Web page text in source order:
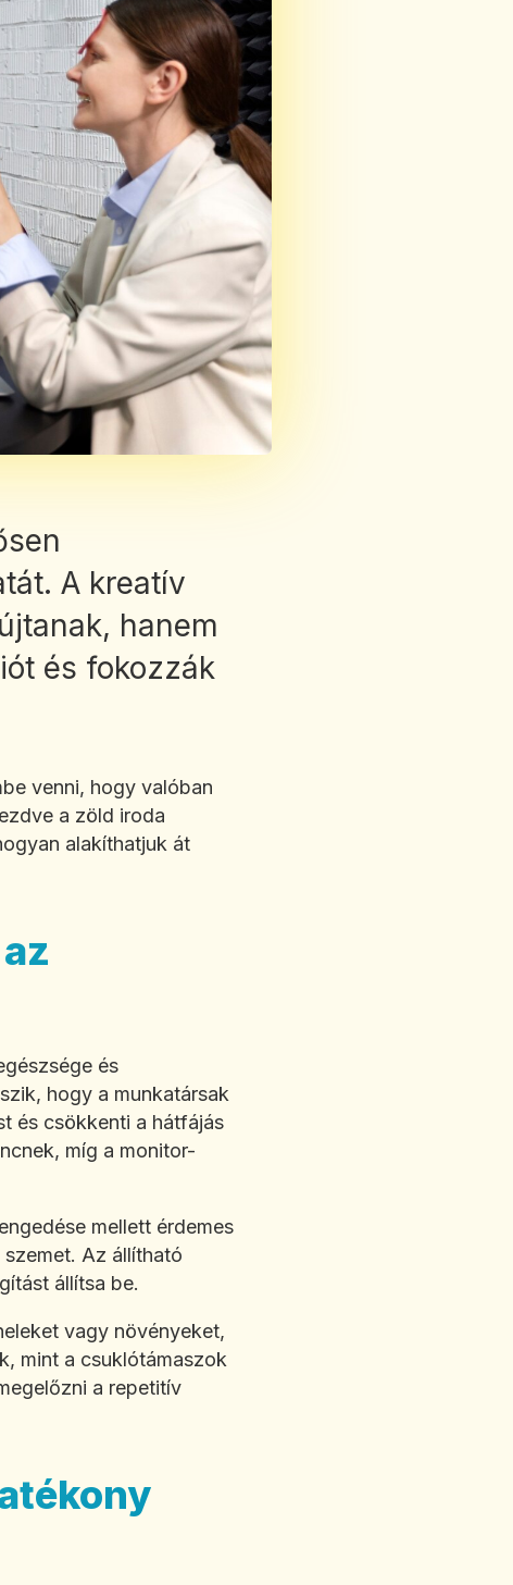
A kreatív
hanem
és fokozzák
venni, hogy valóban
a zöld iroda
alakíthatjuk át
és
hogy a munkatársak
és csökkenti a hátfájás
míg a monitor-
mellett érdemes
Az állítható
állítsa be.
vagy növényeket,
mint a csuklótámaszok
a repetitív